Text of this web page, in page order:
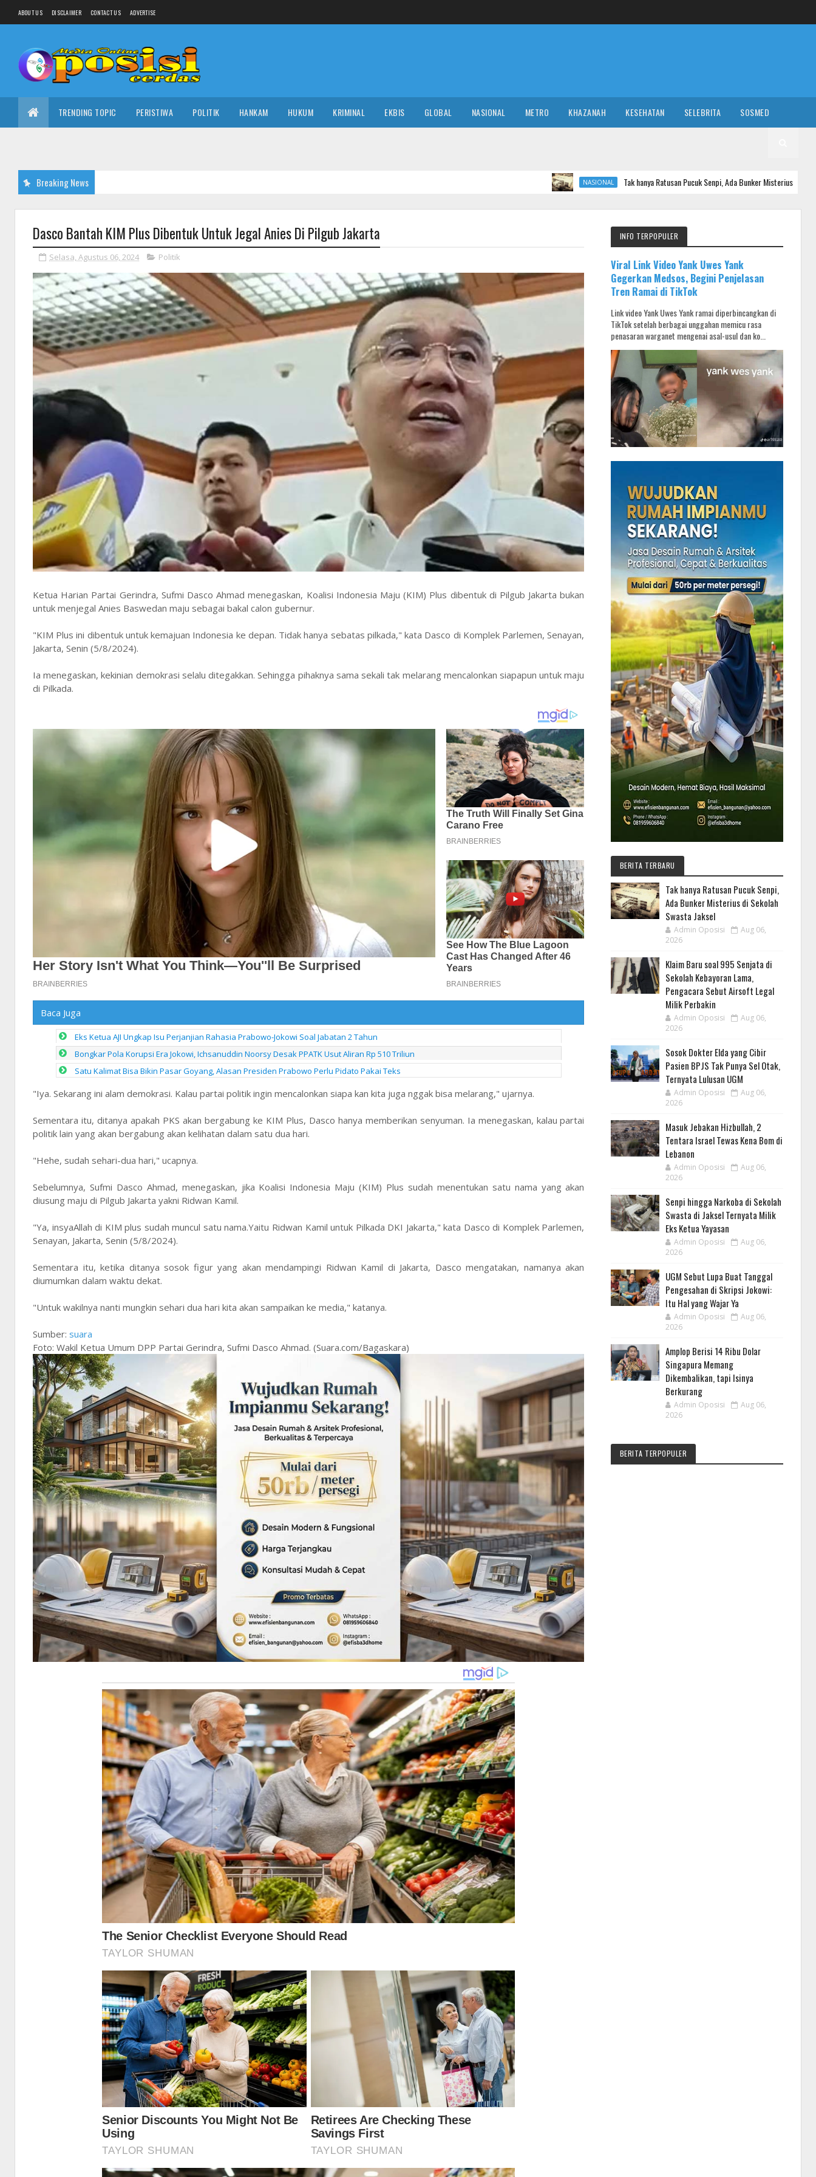
ABOUT US DISCLAIMER CONTACT US ADVERTISE
TRENDING TOPIC PERISTIWA POLITIK HANKAM HUKUM KRIMINAL EKBIS GLOBAL NASIONAL METRO KHAZANAH KESEHATAN SELEBRITA SOSMED
Breaking News NASIONAL Tak hanya Ratusan Pucuk Senpi, Ada Bunker Misterius di Sekolah Swasta Jaksel
Dasco Bantah KIM Plus Dibentuk Untuk Jegal Anies Di Pilgub Jakarta
Selasa, Agustus 06, 2024 Politik
Ketua Harian Partai Gerindra, Sufmi Dasco Ahmad menegaskan, Koalisi Indonesia Maju (KIM) Plus dibentuk di Pilgub Jakarta bukan
untuk menjegal Anies Baswedan maju sebagai bakal calon gubernur.
"KIM Plus ini dibentuk untuk kemajuan Indonesia ke depan. Tidak hanya sebatas pilkada," kata Dasco di Komplek Parlemen, Senayan,
Jakarta, Senin (5/8/2024).
Ia menegaskan, kekinian demokrasi selalu ditegakkan. Sehingga pihaknya sama sekali tak melarang mencalonkan siapapun untuk maju
di Pilkada.
Baca Juga
Eks Ketua AJI Ungkap Isu Perjanjian Rahasia Prabowo-Jokowi Soal Jabatan 2 Tahun
Bongkar Pola Korupsi Era Jokowi, Ichsanuddin Noorsy Desak PPATK Usut Aliran Rp 510 Triliun
Satu Kalimat Bisa Bikin Pasar Goyang, Alasan Presiden Prabowo Perlu Pidato Pakai Teks
"Iya. Sekarang ini alam demokrasi. Kalau partai politik ingin mencalonkan siapa kan kita juga nggak bisa melarang," ujarnya.
Sementara itu, ditanya apakah PKS akan bergabung ke KIM Plus, Dasco hanya memberikan senyuman. Ia menegaskan, kalau partai
politik lain yang akan bergabung akan kelihatan dalam satu dua hari.
"Hehe, sudah sehari-dua hari," ucapnya.
Sebelumnya, Sufmi Dasco Ahmad, menegaskan, jika Koalisi Indonesia Maju (KIM) Plus sudah menentukan satu nama yang akan
diusung maju di Pilgub Jakarta yakni Ridwan Kamil.
"Ya, insyaAllah di KIM plus sudah muncul satu nama.Yaitu Ridwan Kamil untuk Pilkada DKI Jakarta," kata Dasco di Komplek Parlemen,
Senayan, Jakarta, Senin (5/8/2024).
Sementara itu, ketika ditanya sosok figur yang akan mendampingi Ridwan Kamil di Jakarta, Dasco mengatakan, namanya akan
diumumkan dalam waktu dekat.
"Untuk wakilnya nanti mungkin sehari dua hari kita akan sampaikan ke media," katanya.
Sumber: suara
Foto: Wakil Ketua Umum DPP Partai Gerindra, Sufmi Dasco Ahmad. (Suara.com/Bagaskara)
INFO TERPOPULER
Viral Link Video Yank Uwes Yank
Gegerkan Medsos, Begini Penjelasan
Tren Ramai di TikTok
Link video Yank Uwes Yank ramai diperbincangkan di
TikTok setelah berbagai unggahan memicu rasa
penasaran warganet mengenai asal-usul dan ko...
BERITA TERBARU
Tak hanya Ratusan Pucuk Senpi,
Ada Bunker Misterius di Sekolah
Swasta Jaksel
Admin Oposisi
Aug 06,
2026
Klaim Baru soal 995 Senjata di
Sekolah Kebayoran Lama,
Pengacara Sebut Airsoft Legal
Milik Perbakin
Admin Oposisi
Aug 06,
2026
Sosok Dokter Elda yang Cibir
Pasien BPJS Tak Punya Sel Otak,
Ternyata Lulusan UGM
Admin Oposisi
Aug 06,
2026
Masuk Jebakan Hizbullah, 2
Tentara Israel Tewas Kena Bom di
Lebanon
Admin Oposisi
Aug 06,
2026
Senpi hingga Narkoba di Sekolah
Swasta di Jaksel Ternyata Milik
Eks Ketua Yayasan
Admin Oposisi
Aug 06,
2026
UGM Sebut Lupa Buat Tanggal
Pengesahan di Skripsi Jokowi:
Itu Hal yang Wajar Ya
Admin Oposisi
Aug 06,
2026
Amplop Berisi 14 Ribu Dolar
Singapura Memang
Dikembalikan, tapi Isinya
Berkurang
Admin Oposisi
Aug 06,
2026
BERITA TERPOPULER